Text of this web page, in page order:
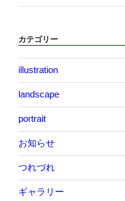
カテゴリー
illustration
landscape
portrait
お知らせ
つれづれ
ギャラリー